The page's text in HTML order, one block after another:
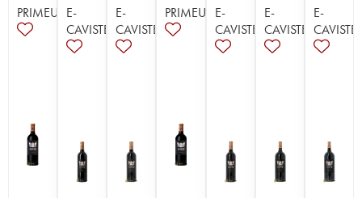
PRIMEUR
E-
CAVISTE
E-
CAVISTE
PRIMEUR
E-
CAVISTE
E-
CAVISTE
E-
CAVISTE